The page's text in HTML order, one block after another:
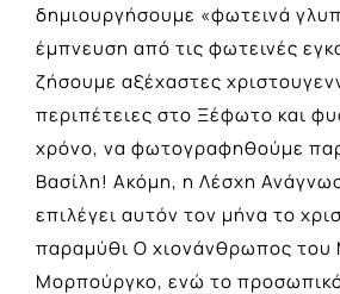
δημιουργήσουμε «φωτεινά
έμπνευση από τις φωτεινές
ζήσουμε αξέχαστες
περιπέτειες στο Ξέφωτο και
χρόνο, να φωτογραφηθούμε
Βασίλη! Ακόμη, η Λέσχη
επιλέγει αυτόν τον μήνα το
παραμύθι Ο χιονάνθρωπος του
Μορπούργκο, ενώ το